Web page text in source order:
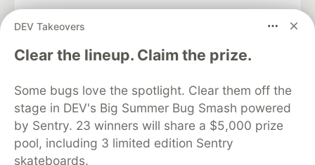
DEV Takeovers
Clear the lineup. Claim the prize.
Some bugs love the spotlight. Clear them off the
stage in DEV's Big Summer Bug Smash powered
by Sentry. 23 winners will share a $5,000 prize
pool, including 3 limited edition Sentry
skateboards.
DEV Community— A space to discuss and keep up software
development and manage your software career
DEV Education Tracks
DEV Help
Advertise on DEV
Organization Accounts
DEV Showcase About
Contact
Free Postgres Database
DEV Shop
MLH
Code of Conduct
Privacy Policy
Terms of Use
Built on
Forem — the software that powers